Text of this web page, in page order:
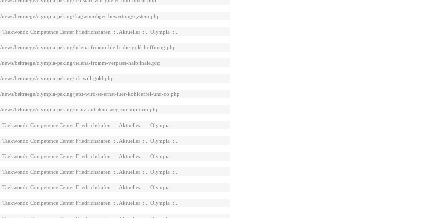
news/beitraege/olympia-peking/fragwuerdiges-bewertungssystem.php
Taekwondo Competence Center Friedrichshafen :::. Aktuelles :::.. Olympia :::..
news/beitraege/olympia-peking/helena-fromm-bleibt-die-gold-hoffnung.php
news/beitraege/olympia-peking/helena-fromm-verpasst-halbfinale.php
news/beitraege/olympia-peking/ich-will-gold.php
news/beitraege/olympia-peking/jetzt-wird-es-ernst-fuer-kohloeffel-und-co.php
news/beitraege/olympia-peking/manz-auf-dem-weg-zur-topform.php
Taekwondo Competence Center Friedrichshafen :::. Aktuelles :::.. Olympia :::..
Taekwondo Competence Center Friedrichshafen :::. Aktuelles :::.. Olympia :::..
Taekwondo Competence Center Friedrichshafen :::. Aktuelles :::.. Olympia :::..
Taekwondo Competence Center Friedrichshafen :::. Aktuelles :::.. Olympia :::..
Taekwondo Competence Center Friedrichshafen :::. Aktuelles :::.. Olympia :::..
Taekwondo Competence Center Friedrichshafen :::. Aktuelles :::.. Olympia :::..